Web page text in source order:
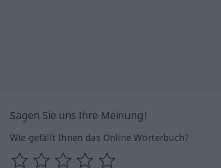
Sagen Sie uns Ihre Meinung!
Wie gefällt Ihnen das Online Wörterbuch?